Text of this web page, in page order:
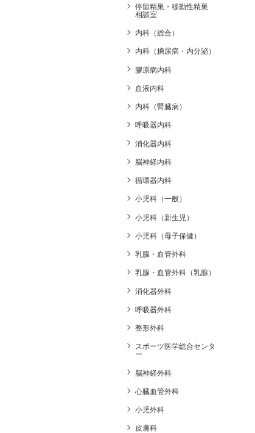
停留精巣・移動性精巣
相談室
内科（総合）
内科（糖尿病・内分泌）
膠原病内科
血液内科
内科（腎臓病）
呼吸器内科
消化器内科
脳神経内科
循環器内科
小児科（一般）
小児科（新生児）
小児科（母子保健）
乳腺・血管外科
乳腺・血管外科（乳腺）
消化器外科
呼吸器外科
整形外科
スポーツ医学総合センタ
ー
脳神経外科
心臓血管外科
小児外科
皮膚科